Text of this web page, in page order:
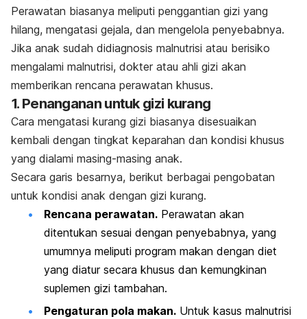
Perawatan biasanya meliputi penggantian gizi yang
hilang, mengatasi gejala, dan mengelola penyebabnya.
Jika anak sudah didiagnosis malnutrisi atau berisiko
mengalami malnutrisi, dokter atau ahli gizi akan
memberikan rencana perawatan khusus.
1. Penanganan untuk gizi kurang
Cara mengatasi kurang gizi biasanya disesuaikan
kembali dengan tingkat keparahan dan kondisi khusus
yang dialami masing-masing anak.
Secara garis besarnya, berikut berbagai pengobatan
untuk kondisi anak dengan gizi kurang.
Rencana perawatan. Perawatan akan
ditentukan sesuai dengan penyebabnya, yang
umumnya meliputi program makan dengan diet
yang diatur secara khusus dan kemungkinan
suplemen gizi tambahan.
Pengaturan pola makan. Untuk kasus malnutrisi